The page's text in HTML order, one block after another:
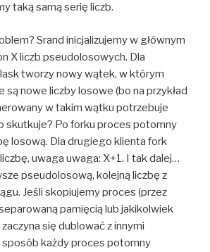
taką samą serię liczb.
Srand inicjalizujemy w głównym
X liczb pseudolosowych. Dla
tworzy nowy wątek, w którym
są nowe liczby losowe (bo na przykład
w takim wątku potrzebuje
skutkuje? Po forku proces potomny
losową. Dla drugiego klienta fork
uwaga uwaga: X+1. I tak dalej…
pseudolosową, kolejną liczbę z
Jeśli skopiujemy proces (przez
pamięcią lub jakikolwiek
się dublować z innymi
każdy proces potomny